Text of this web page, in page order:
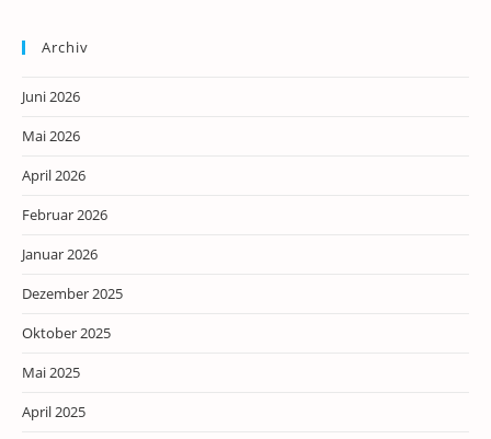
Archiv
Juni 2026
Mai 2026
April 2026
Februar 2026
Januar 2026
Dezember 2025
Oktober 2025
Mai 2025
April 2025